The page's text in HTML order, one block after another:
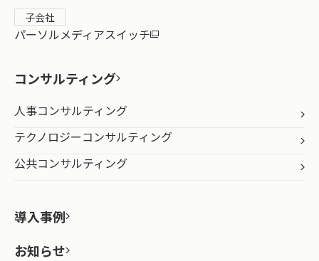
子会社
パーソルメディアスイッチ
コンサルティング
人事コンサルティング
テクノロジーコンサルティング
公共コンサルティング
導入事例
お知らせ